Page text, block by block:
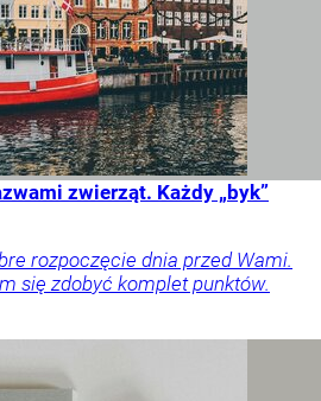
zwierząt. Każdy „byk”
rozpoczęcie dnia przed Wami.
się zdobyć komplet punktów.